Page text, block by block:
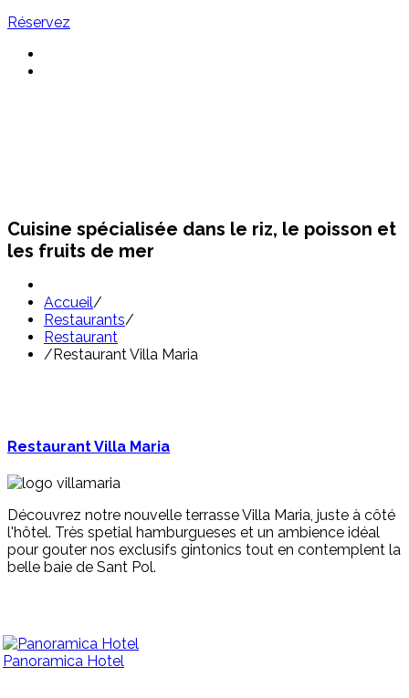
Réservez
Cuisine spécialisée dans le riz, le poisson et
les fruits de mer
Accueil/
Restaurants/
Restaurant
/ Restaurant Villa Maria
Restaurant Villa Maria
Découvrez notre nouvelle terrasse Villa Maria, juste à côté
l'hôtel. Très spetial hamburgueses et un ambience idéal
pour gouter nos exclusifs gintonics tout en contemplent la
belle baie de Sant Pol.
Panoramica Hotel